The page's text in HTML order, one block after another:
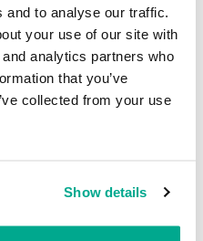
to analyse our traffic.
your use of our site with
analytics partners who
that you’ve
collected from your use
Show details
soluciones cambiantes: una
historia de los virus y los antivirus
DAVID EMM